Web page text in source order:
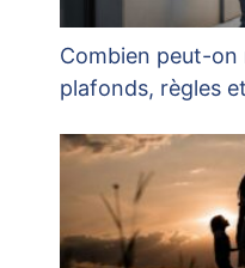
Combien peut-on
plafonds, règles